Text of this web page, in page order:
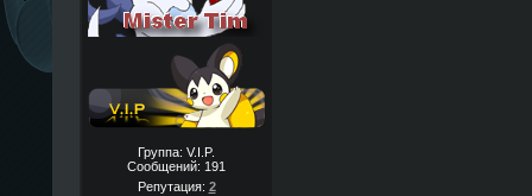
Группа: V.I.P.
Сообщений: 191
Репутация: 2